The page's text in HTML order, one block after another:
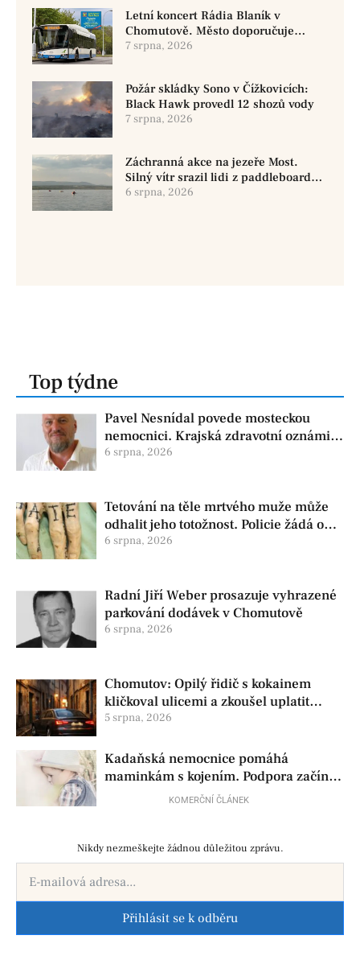
Letní koncert Rádia Blaník v
Chomutově. Město doporučuje
využít MHD
7 srpna, 2026
Požár skládky Sono v Čížkovicích:
Black Hawk provedl 12 shozů vody
7 srpna, 2026
Záchranná akce na jezeře Most.
Silný vítr srazil lidi z paddleboardů,
dvě osoby se pohřešují
6 srpna, 2026
Top týdne
Pavel Nesnídal povede mosteckou
nemocnici. Krajská zdravotní oznámila
změnu ve vedení
6 srpna, 2026
Tetování na těle mrtvého muže může
odhalit jeho totožnost. Policie žádá o
pomoc
6 srpna, 2026
Radní Jiří Weber prosazuje vyhrazené
parkování dodávek v Chomutově
6 srpna, 2026
Chomutov: Opilý řidič s kokainem
kličkoval ulicemi a zkoušel uplatit
policisty
5 srpna, 2026
Kadaňská nemocnice pomáhá
maminkám s kojením. Podpora začíná
už před porodemKOMERČNÍ ČLÁNEK
Nikdy nezmeškejte žádnou důležitou zprávu.
Přihlásit se k odběru